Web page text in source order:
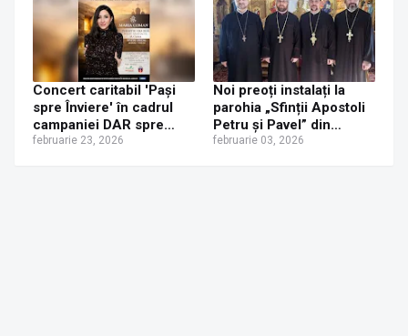
Concert caritabil 'Pași
spre Înviere' în cadrul
campaniei DAR spre
Înviere
februarie 23, 2026
Noi preoți instalați la
parohia „Sfinții Apostoli
Petru și Pavel” din
cartierul Zamca
februarie 03, 2026